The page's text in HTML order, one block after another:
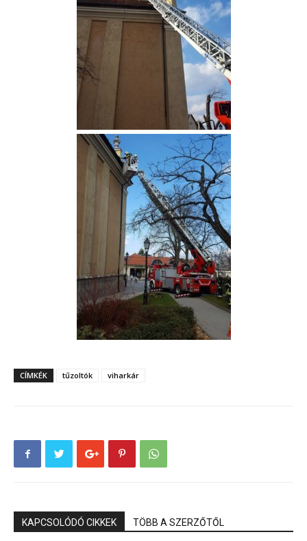
CÍMKÉK tűzoltók viharkár
KAPCSOLÓDÓ CIKKEK TÖBB A SZERZŐTŐL